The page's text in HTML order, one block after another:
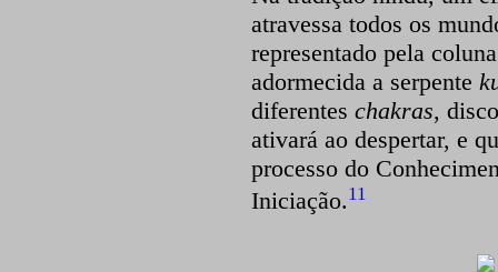
atravessa todos os
representado pela
adormecida a serpente
diferentes chakras,
ativará ao despertar, e
processo do
Iniciação.11